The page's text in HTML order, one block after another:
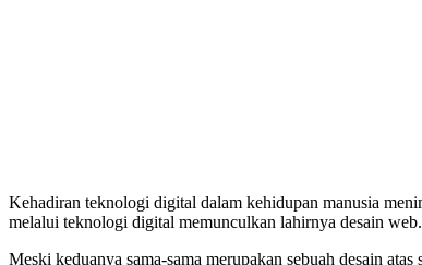
Kehadiran teknologi digital dalam kehidupan manusia
melalui teknologi digital memunculkan lahirnya desain web.
Meski keduanya sama-sama merupakan sebuah desain